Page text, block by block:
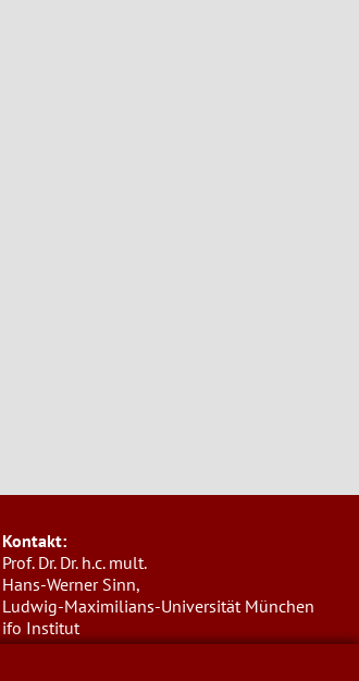
Kontakt:
Prof. Dr. Dr. h.c. mult.
Hans-Werner Sinn,
Ludwig-Maximilians-Universität München
ifo Institut
Poschingerstr. 5, 81679 München